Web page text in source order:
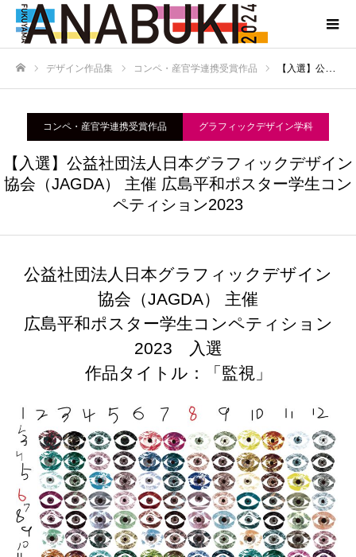
デザイン作品集 コンペ・産官学連携受賞作品 【入選】公益社団法人日本グラフィックデザイン協会（JAGDA） 主催 広島平和ポスター学生コンペティション2023
コンペ・産官学連携受賞作品 グラフィックデザイン学科
【入選】公益社団法人日本グラフィックデザイン
協会（JAGDA） 主催 広島平和ポスター学生コン
ペティション2023
公益社団法人日本グラフィックデザイン
協会（JAGDA） 主催
広島平和ポスター学生コンペティション
2023 入選
作品タイトル：「監視」